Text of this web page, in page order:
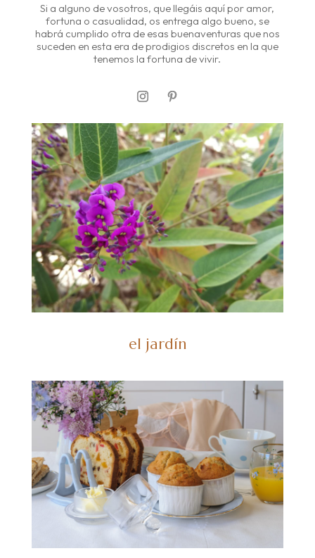
Si a alguno de vosotros, que llegáis aquí por amor,
fortuna o casualidad, os entrega algo bueno, se
habrá cumplido otra de esas buenaventuras que nos
suceden en esta era de prodigios discretos en la que
tenemos la fortuna de vivir.
el jardín